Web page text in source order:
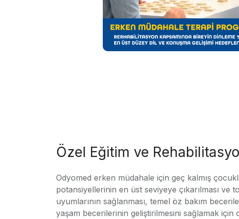
Özel Eğitim ve
Odyomed erken müdahale için geç kalmış
potansiyellerinin en üst seviyeye çıkarılması ve
uyumlarının sağlanması, temel öz bakım
yaşam becerilerinin geliştirilmesini sağlamak için